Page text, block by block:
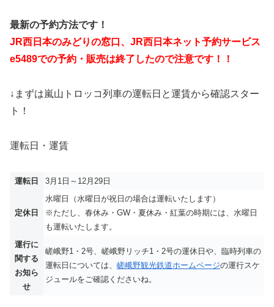
最新の予約方法です！
JR西日本のみどりの窓口、JR西日本ネット予約サービス
e5489での予約・販売は終了したので注意です！！
↓まずは嵐山トロッコ列車の運転日と運賃から確認スター
ト！
運転日・運賃
運転日 3月1日～12月29日
定休日
水曜日（水曜日が祝日の場合は運転いたします）
※ただし、春休み・GW・夏休み・紅葉の時期には、水曜日
も運転いたします。
運行に
関する
お知ら
せ
嵯峨野1・2号、嵯峨野リッチ1・2号の運休日や、臨時列車の
運転日については、 嵯峨野観光鉄道ホームページの運行スケ
ジュールをご確認くださいね。